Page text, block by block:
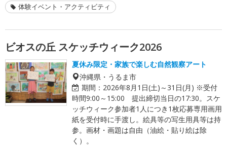
体験イベント・アクティビティ
ビオスの丘 スケッチウィーク2026
夏休み限定・家族で楽しむ自然観察アート
沖縄県・うるま市
期間： 2026年8月1日(土)～31日(月) ※受付
時間9:00～15:00 提出締切当日の17:30。スケ
ッチウィーク参加者1人につき1枚応募専用画用
紙を受付時に手渡し。絵具等の写生用具等は持
参。画材・画題は自由（油絵・貼り絵は除
く）。